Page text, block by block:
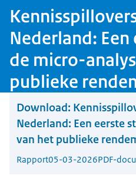
Nederland:
de micro-
publieke
Download:
Nederland: Een eerste
van het publieke
Rapport05-03-2026PDF-